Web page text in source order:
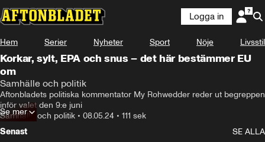
Logga in
Hem Serier Nyheter Sport Nöje Livsstil
Korkar, sylt, EPA och snus – det här bestämmer EU
om
Samhälle och politik
Aftonbladets politiska kommentator My Rohwedder reder ut begreppen
inför valet den 9:e juni
Samhälle och politik • 08.05.24 • 111 sek
Se mer
Senast
SE ALLA